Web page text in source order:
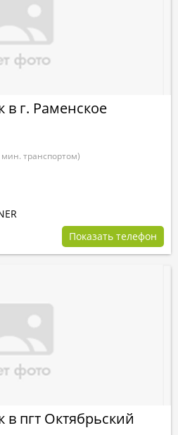
в г. Раменское
мин. транспортом)
Показать телефон
в пгт Октябрьский